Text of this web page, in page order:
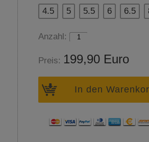
4.5 5 5.5 6 6.5
Anzahl:
Preis: 199,90 Euro
In den